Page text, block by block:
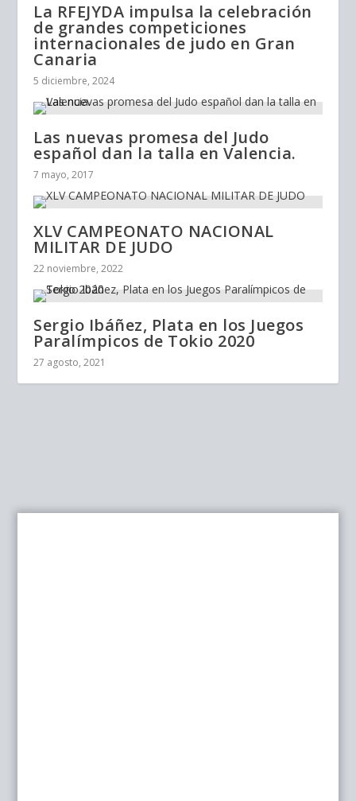
La RFEJYDA impulsa la celebración
de grandes competiciones
internacionales de judo en Gran
Canaria
5 diciembre, 2024
Las nuevas promesa del Judo
español dan la talla en Valencia.
7 mayo, 2017
XLV CAMPEONATO NACIONAL
MILITAR DE JUDO
22 noviembre, 2022
Sergio Ibáñez, Plata en los Juegos
Paralímpicos de Tokio 2020
27 agosto, 2021